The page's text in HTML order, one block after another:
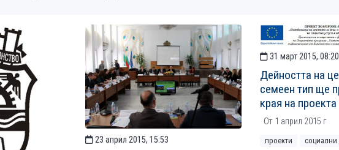
23 април 2015, 15:53
31 март 2015, 08:20
Дейността на
семеен тип ще
края на проекта
От 1 април 2015 г
проекти социални